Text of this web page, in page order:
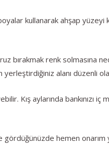
kullanarak ahşap yüzeyi
bırakmak renk
alanı düzenli
Kış aylarında bankınızı
hemen onarım